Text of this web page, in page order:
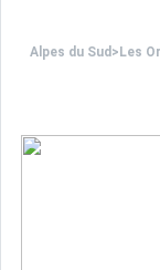
Alpes du Sud > Les